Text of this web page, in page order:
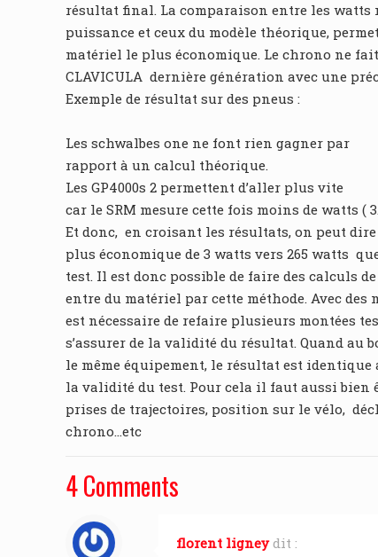
résultat final. La comparaison entre les watts
puissance et ceux du modèle théorique,
matériel le plus économique. Le chrono ne
CLAVICULA dernière génération avec une
Exemple de résultat sur des pneus :
Les schwalbes one ne font rien gagner par
rapport à un calcul théorique.
Les GP4000s 2 permettent d’aller plus vite
car le SRM mesure cette fois moins de watts (
Et donc, en croisant les résultats, on peut dire
plus économique de 3 watts vers 265 watts
test. Il est donc possible de faire des calculs
entre du matériel par cette méthode. Avec des
est nécessaire de refaire plusieurs montées
s’assurer de la validité du résultat. Quand au
le même équipement, le résultat est
la validité du test. Pour cela il faut aussi bien
prises de trajectoires, position sur le vélo,
chrono…etc
4 Comments
florent ligney dit :